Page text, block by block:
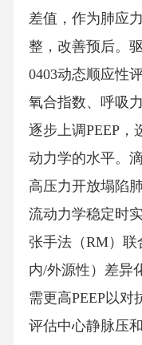
差值，作为肺应
整，改善预后。
0403动态顺应性
氧合指数、呼吸
逐步上调PEEP
动力学的水平。
高压力开放塌陷
流动力学稳定时
张手法（RM）联
内/外源性）差异
需更高PEEP以对
评估中心静脉压